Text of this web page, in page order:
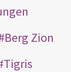
Berg Zion
Tigris